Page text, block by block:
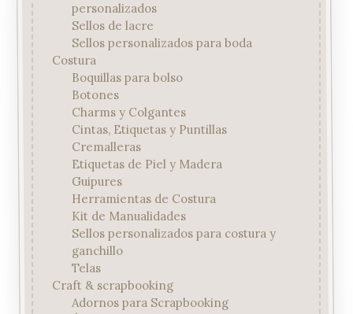
personalizados
Sellos de lacre
Sellos personalizados para boda
Costura
Boquillas para bolso
Botones
Charms y Colgantes
Cintas, Etiquetas y Puntillas
Cremalleras
Etiquetas de Piel y Madera
Guipures
Herramientas de Costura
Kit de Manualidades
Sellos personalizados para costura y
ganchillo
Telas
Craft & scrapbooking
Adornos para Scrapbooking